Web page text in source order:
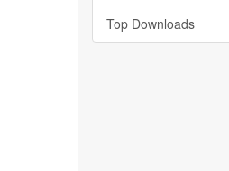
Top Downloads